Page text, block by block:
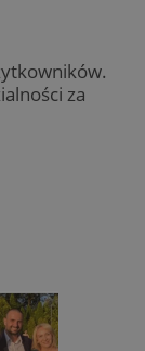
za